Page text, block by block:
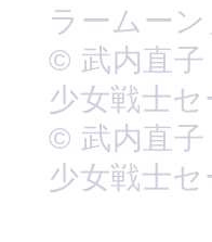
ラームー
© 武内直子
少女戦士
© 武内直子
少女戦士